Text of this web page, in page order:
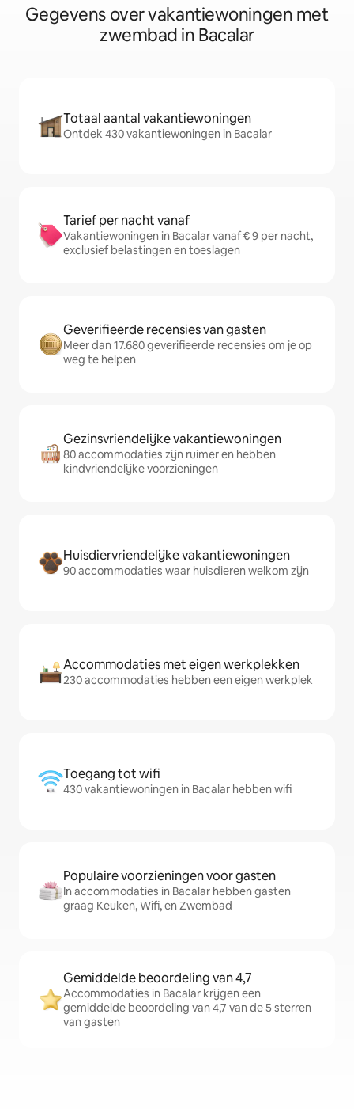
Gegevens over vakantiewoningen met
zwembad in Bacalar
Totaal aantal vakantiewoningen
Ontdek 430 vakantiewoningen in Bacalar
Tarief per nacht vanaf
Vakantiewoningen in Bacalar vanaf € 9 per nacht,
exclusief belastingen en toeslagen
Geverifieerde recensies van gasten
Meer dan 17.680 geverifieerde recensies om je op
weg te helpen
Gezinsvriendelijke vakantiewoningen
80 accommodaties zijn ruimer en hebben
kindvriendelijke voorzieningen
Huisdiervriendelijke vakantiewoningen
90 accommodaties waar huisdieren welkom zijn
Accommodaties met eigen werkplekken
230 accommodaties hebben een eigen werkplek
Toegang tot wifi
430 vakantiewoningen in Bacalar hebben wifi
Populaire voorzieningen voor gasten
In accommodaties in Bacalar hebben gasten
graag Keuken, Wifi, en Zwembad
Gemiddelde beoordeling van 4,7
Accommodaties in Bacalar krijgen een
gemiddelde beoordeling van 4,7 van de 5 sterren
van gasten